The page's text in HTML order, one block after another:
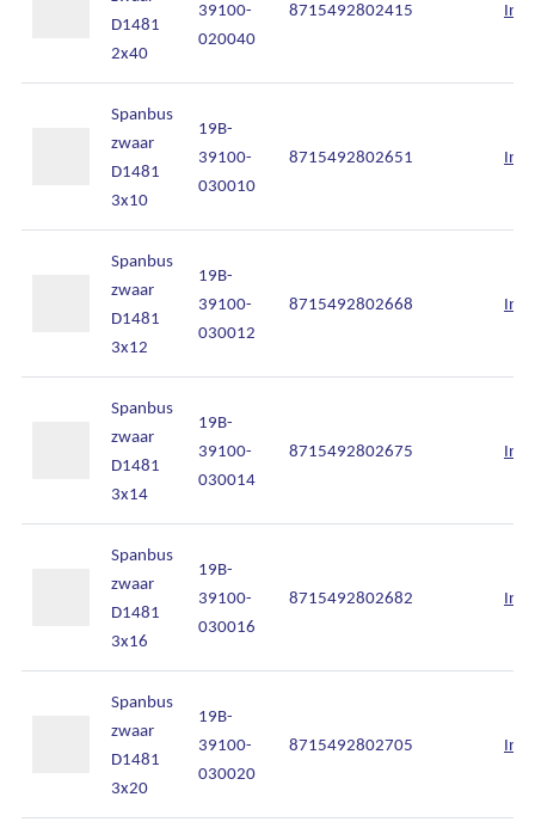
D1481
2x40
39100-
020040
8715492802415
Spanbus
zwaar
D1481
3x10
19B-
39100-
030010
8715492802651
Spanbus
zwaar
D1481
3x12
19B-
39100-
030012
8715492802668
Spanbus
zwaar
D1481
3x14
19B-
39100-
030014
8715492802675
Spanbus
zwaar
D1481
3x16
19B-
39100-
030016
8715492802682
Spanbus
zwaar
D1481
3x20
19B-
39100-
030020
8715492802705